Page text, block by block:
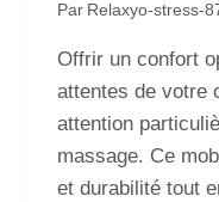
Par Relaxyo-stress-
Offrir un confort
attentes de votre
attention
massage. Ce
et durabilité tout